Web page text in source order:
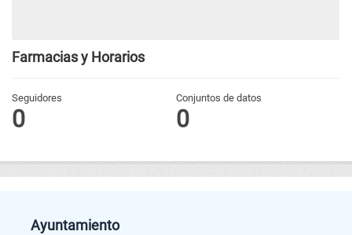
Farmacias y Horarios
Seguidores
0
Conjuntos de datos
0
Ayuntamiento